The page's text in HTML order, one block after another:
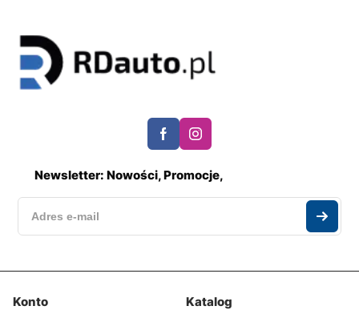
Newsletter: Nowości, Promocje,
Konto
Katalog